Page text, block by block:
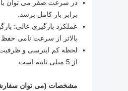
در سرعت صفر می توان
برابر بار کامل برسد.
عملکرد بارگیری عالی:
بالاتر از سرعت نامی حفظ
لحظه کم اینرسی و ظرفیت
از 5 میلی ثانیه است
مشخصات (می توان